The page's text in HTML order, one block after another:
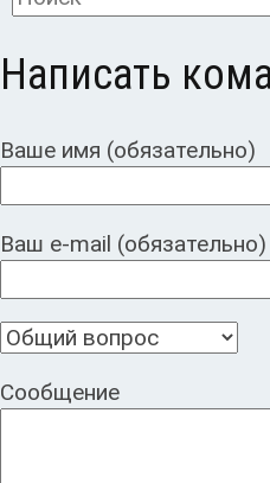
Написать
Ваше имя (обязательно)
Ваш e-mail (обязательно)
Сообщение